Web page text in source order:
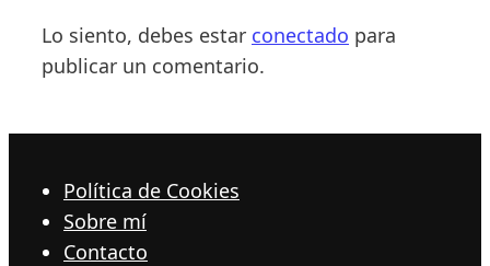
Lo siento, debes estar conectado para
publicar un comentario.
Política de Cookies
Sobre mí
Contacto